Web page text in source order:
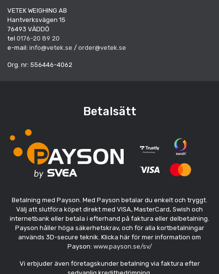
VETEK WEIGHING AB
Hantverksvägen 15
76493 VÄDDÖ
tel 0176-20 89 20
e-mail: info@vetek.se / order@vetek.se
Org. nr: 556446-4062
Betalsätt
Betalning med Payson. Med Payson betalar du enkelt och tryggt.
Välj att slutföra köpet direkt med VISA, MasterCard, Swish och
internetbank eller betala i efterhand på faktura eller delbetalning.
Payson håller höga säkerhetskrav, och för alla kortbetalningar
används 3D-secure teknik. Klicka här för mer information om
Payson: www.payson.se/sv/
Vi erbjuder även företagskunder betalning via faktura efter